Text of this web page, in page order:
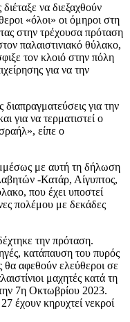
να διεξαχθούν
«όλοι» οι όμηροι στη
στην τρέχουσα πρόταση
παλαιστινιακό θύλακο,
τον κλοιό στην πόλη
για να την
για την
για να τερματιστεί ο
είπε ο
με αυτή τη δήλωση
-Κατάρ, Αίγυπτος,
που έχει υποστεί
πολέμου με δεκάδες
την πρόταση.
κατάπαυση του πυρός
θα αφεθούν ελεύθεροι σε
μαχητές κατά τη
7η Οκτωβρίου 2023.
έχουν κηρυχτεί νεκροί